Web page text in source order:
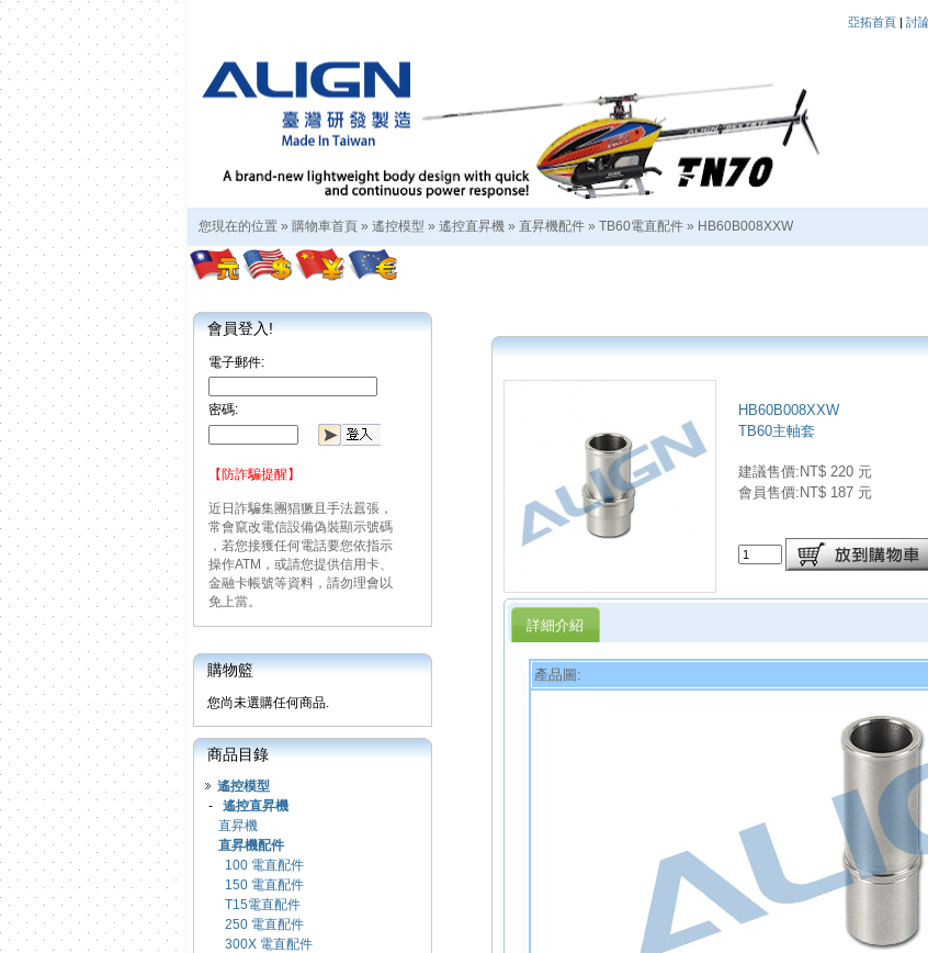
亞拓首頁 | 討
您現在的位置 » 購物車首頁 » 遙控模型 » 遙控直昇機 » 直昇機配件 » TB60電直配件 » HB60B008XXW
會員登入!
電子郵件:
密碼:
【防詐騙提醒】
近日詐騙集團猖獗且手法囂張，
常會竄改電信設備偽裝顯示號碼
，若您接獲任何電話要您依指示
操作ATM，或請您提供信用卡、
金融卡帳號等資料，請勿理會以
免上當。
購物籃
您尚未選購任何商品.
商品目錄
遙控模型
- 遙控直昇機
直昇機
直昇機配件
100 電直配件
150 電直配件
T15電直配件
250 電直配件
300X 電直配件
HB60B008XXW
TB60主軸套
建議售價:NT$ 220 元
會員售價:NT$ 187 元
詳細介紹
產品圖: